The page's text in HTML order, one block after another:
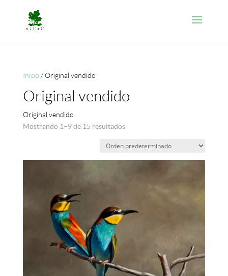
Inicio / Original vendido
Original vendido
Original vendido
Mostrando 1–9 de 15 resultados